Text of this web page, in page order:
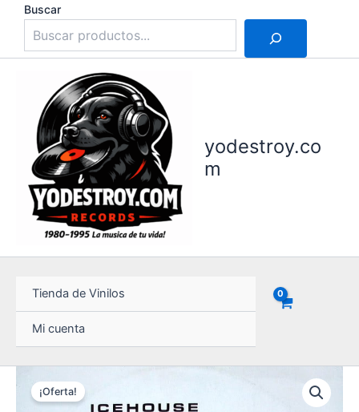
contenido
Buscar
yodestroy.co
m
Tienda de Vinilos
Mi cuenta
¡Oferta!